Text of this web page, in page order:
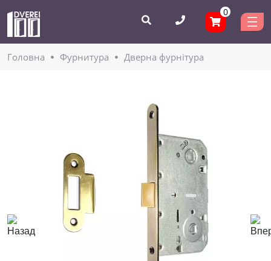
0
Головнa Фурнитура Дверна фурнітура